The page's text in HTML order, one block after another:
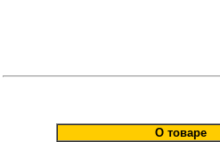
О товаре